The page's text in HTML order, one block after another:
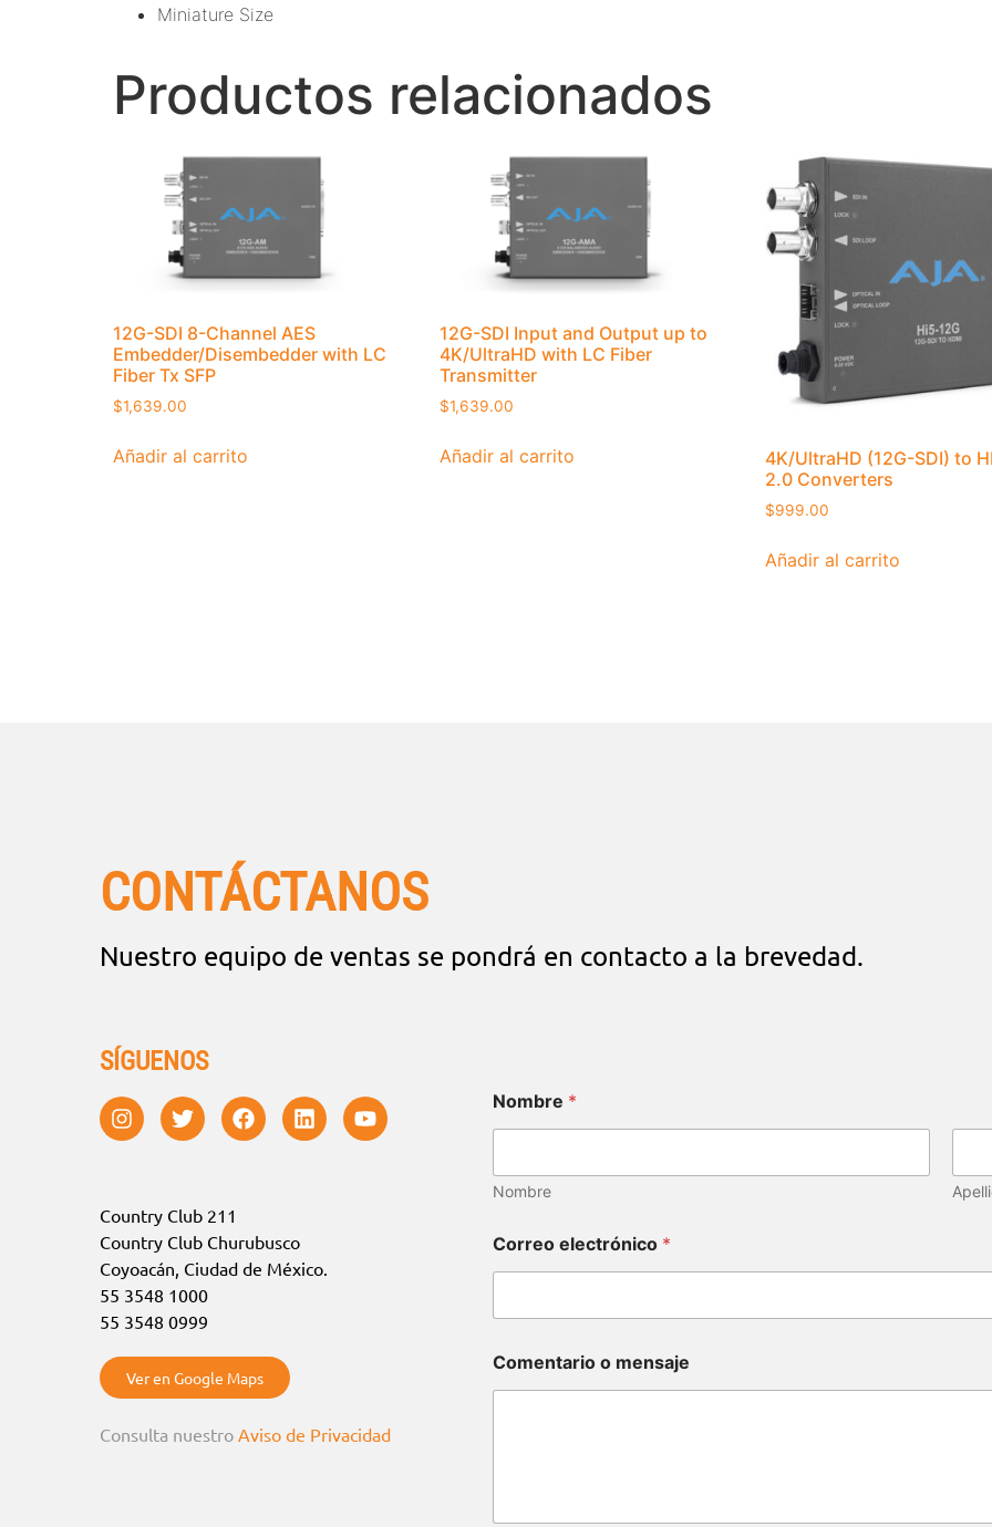
Miniature Size
Productos relacionados
12G-SDI 8-Channel AES
Embedder/Disembedder with LC
Fiber Tx SFP
$1,639.00
Añadir al carrito
12G-SDI Input and Output up to
4K/UltraHD with LC Fiber
Transmitter
$1,639.00
Añadir al carrito
4K/UltraHD (12G-SDI) to
2.0 Converters
$999.00
Añadir al carrito
CONTÁCTANOS
Nuestro equipo de ventas se pondrá en contacto a la brevedad.
SÍGUENOS
Country Club 211
Country Club Churubusco
Coyoacán, Ciudad de México.
55 3548 1000
55 3548 0999
Ver en Google Maps
Consulta nuestro Aviso de Privacidad
Nombre *
Nombre
Correo electrónico *
Comentario o mensaje